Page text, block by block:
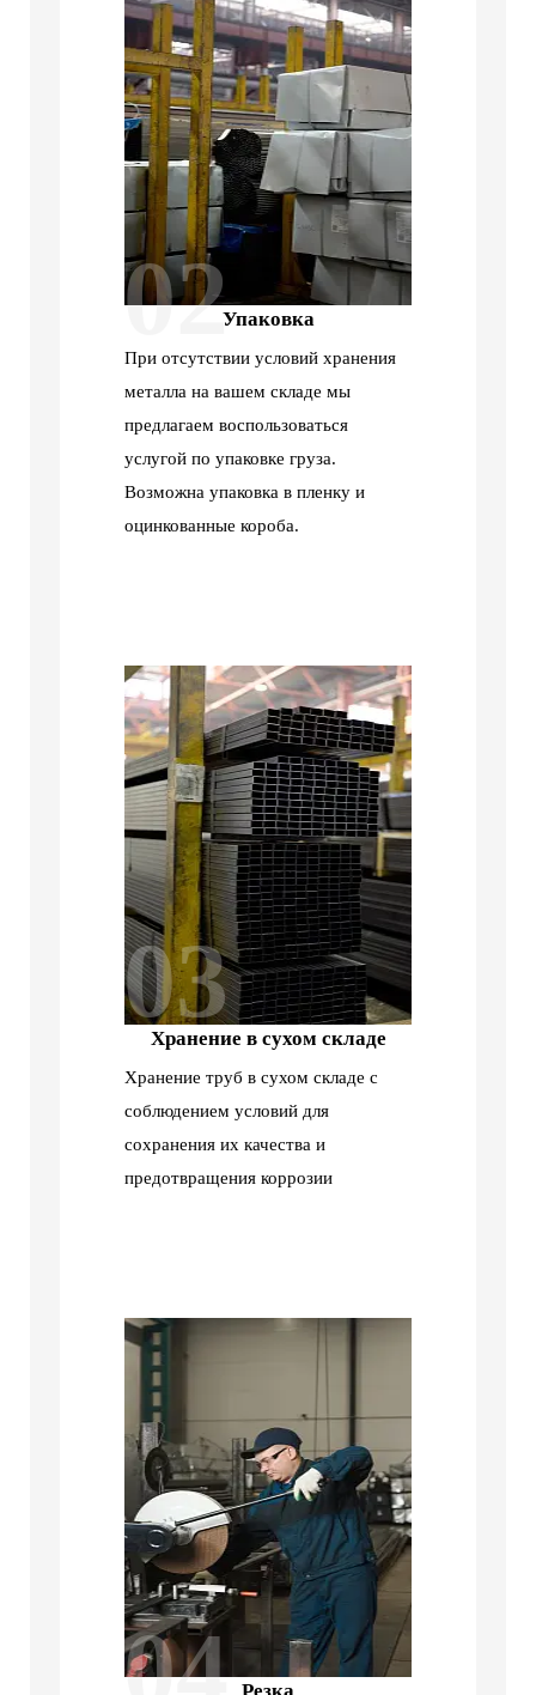
02Упаковка
При отсутствии условий хранения
металла на вашем складе мы
предлагаем воспользоваться
услугой по упаковке груза.
Возможна упаковка в пленку и
оцинкованные короба.
03
Хранение в сухом складе
Хранение труб в сухом складе с
соблюдением условий для
сохранения их качества и
предотвращения коррозии
04